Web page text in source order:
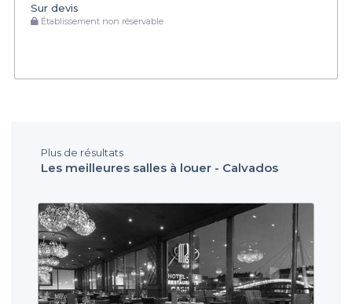
Sur devis
Établissement non réservable
Plus de résultats
Les meilleures salles à louer - Calvados